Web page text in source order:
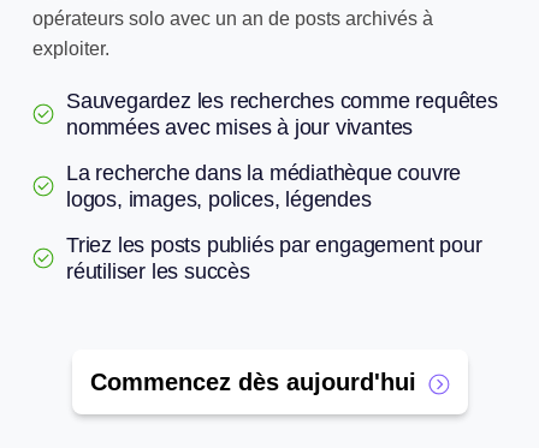
opérateurs solo avec un an de posts archivés à
exploiter.
Sauvegardez les recherches comme requêtes
nommées avec mises à jour vivantes
La recherche dans la médiathèque couvre
logos, images, polices, légendes
Triez les posts publiés par engagement pour
réutiliser les succès
Commencez dès aujourd'hui